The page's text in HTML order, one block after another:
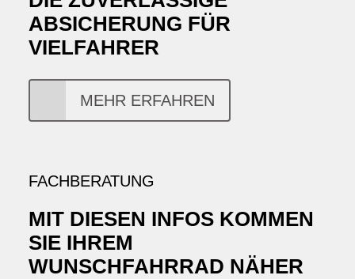
ABSICHERUNG FÜR
VIELFAHRER
MEHR ERFAHREN
FACHBERATUNG
MIT DIESEN INFOS KOMMEN
SIE IHREM
WUNSCHFAHRRAD NÄHER